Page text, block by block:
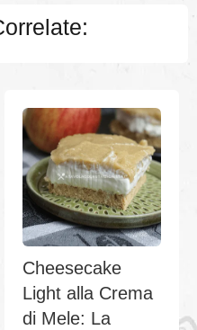
Cheesecake
Light alla Crema
di Mele: La